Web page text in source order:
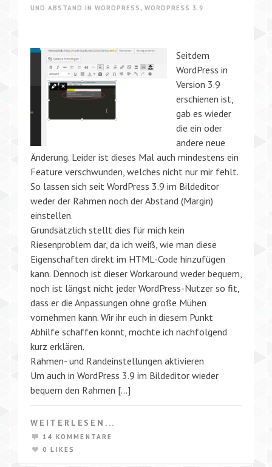
UND ABSTAND IN WORDPRESS , WORDPRESS 3.9
Seitdem
WordPress in
Version 3.9
erschienen ist,
gab es wieder
die ein oder
andere neue
Änderung. Leider ist dieses Mal auch mindestens ein
Feature verschwunden, welches nicht nur mir fehlt.
So lassen sich seit WordPress 3.9 im Bildeditor
weder der Rahmen noch der Abstand (Margin)
einstellen.
Grundsätzlich stellt dies für mich kein
Riesenproblem dar, da ich weiß, wie man diese
Eigenschaften direkt im HTML-Code hinzufügen
kann. Dennoch ist dieser Workaround weder bequem,
noch ist längst nicht jeder WordPress-Nutzer so fit,
dass er die Anpassungen ohne große Mühen
vornehmen kann. Wir ihr euch in diesem Punkt
Abhilfe schaffen könnt, möchte ich nachfolgend
kurz erklären.
Rahmen- und Randeinstellungen aktivieren
Um auch in WordPress 3.9 im Bildeditor wieder
bequem den Rahmen […]
WEITERLESEN...
14 KOMMENTARE
0 LIKES